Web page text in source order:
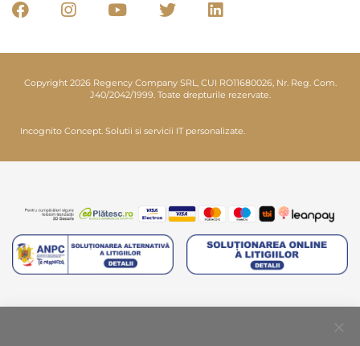
Copyright 2026 Regency Company SRL, CUI RO11680026, Nr. Reg. Com.
J40/2042/1999. Toate drepturile rezervate.
Incognito Concept. Solutii si servicii IT personalizate.